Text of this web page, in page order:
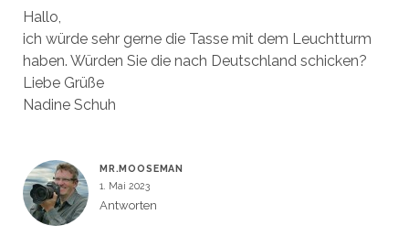
Hallo,
ich würde sehr gerne die Tasse mit dem Leuchtturm
haben. Würden Sie die nach Deutschland schicken?
Liebe Grüße
Nadine Schuh
MR.MOOSEMAN
1. Mai 2023
Antworten